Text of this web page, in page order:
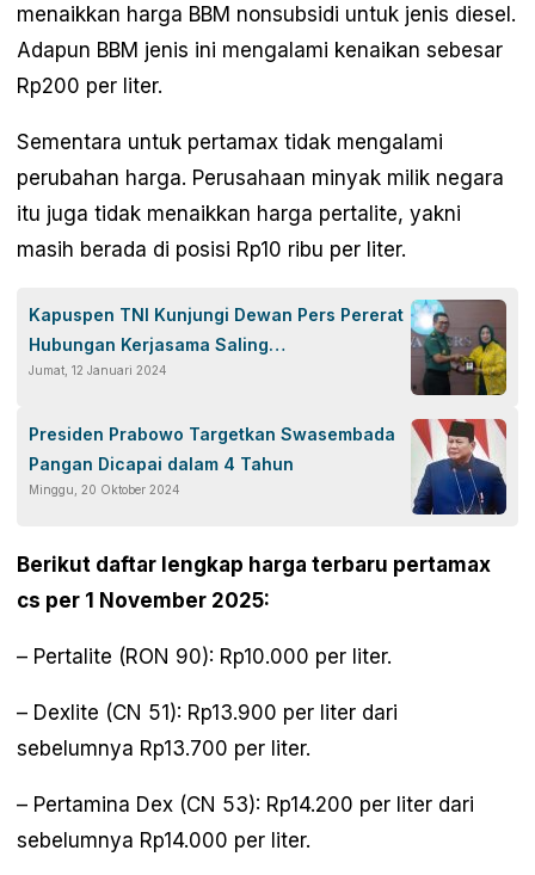
menaikkan harga BBM nonsubsidi untuk jenis diesel.
Adapun BBM jenis ini mengalami kenaikan sebesar
Rp200 per liter.
Sementara untuk pertamax tidak mengalami
perubahan harga. Perusahaan minyak milik negara
itu juga tidak menaikkan harga pertalite, yakni
masih berada di posisi Rp10 ribu per liter.
Kapuspen TNI Kunjungi Dewan Pers Pererat
Hubungan Kerjasama Saling
Menguntungkan
Jumat, 12 Januari 2024
Presiden Prabowo Targetkan Swasembada
Pangan Dicapai dalam 4 Tahun
Minggu, 20 Oktober 2024
Berikut daftar lengkap harga terbaru pertamax
cs per 1 November 2025:
– Pertalite (RON 90): Rp10.000 per liter.
– Dexlite (CN 51): Rp13.900 per liter dari
sebelumnya Rp13.700 per liter.
– Pertamina Dex (CN 53): Rp14.200 per liter dari
sebelumnya Rp14.000 per liter.